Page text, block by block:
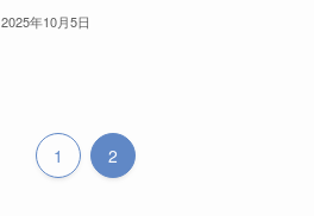
2025年10月5日
1 2